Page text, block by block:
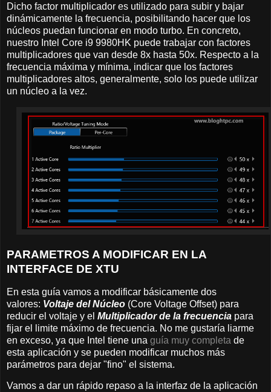
Dicho factor multiplicador es utilizado para subir y bajar
dinámicamente la frecuencia, posibilitando hacer que los
núcleos puedan funcionar en modo turbo. En concreto,
nuestro Intel Core i9 9980HK puede trabajar con factores
multiplicadores que van desde 8x hasta 50x. Respecto a la
frecuencia máxima y mínima, indicar que los factores
multiplicadores altos, generalmente, solo los puede utilizar
un núcleo a la vez.
PARAMETROS A MODIFICAR EN LA
INTERFACE DE XTU
En esta guía vamos a modificar básicamente dos
valores: Voltaje del Núcleo (Core Voltage Offset) para
reducir el voltaje y el Multiplicador de la frecuencia para
fijar el limite máximo de frecuencia. No me gustaría liarme
en exceso, ya que Intel tiene una guía muy completa de
esta aplicación y se pueden modificar muchos más
parámetros para dejar "fino" el sistema.
Vamos a dar un rápido repaso a la interfaz de la aplicación